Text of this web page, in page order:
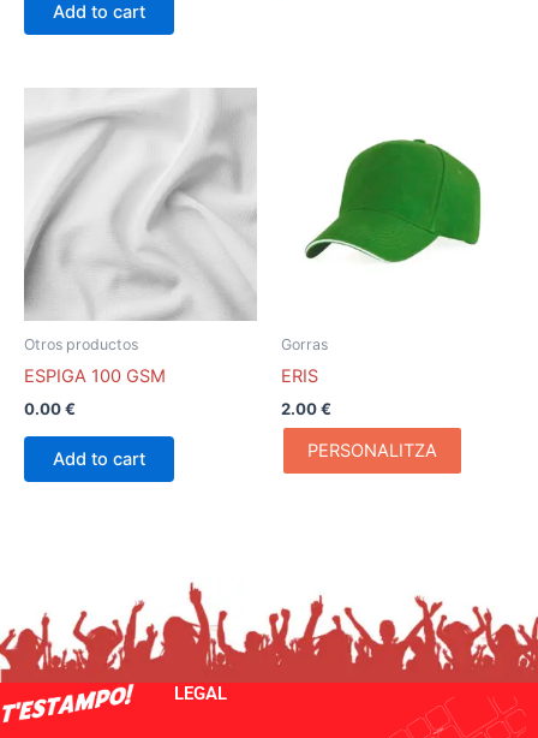
Add to cart
producto
Otros productos
ESPIGA 100 GSM
0.00€
Add to cart
producto
tiene
múltiples
variantes.
opciones
se
página
de
Gorras
ERIS
2.00€
PERSONALITZA
LEGAL